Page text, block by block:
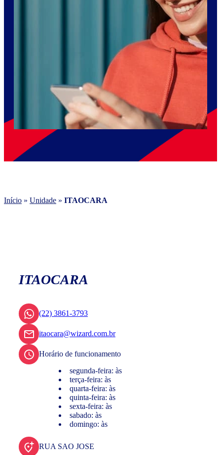
Início » Unidade » ITAOCARA
ITAOCARA
(22) 3861-3793
itaocara@wizard.com.br
Horário de funcionamento
segunda-feira: às
terça-feira: às
quarta-feira: às
quinta-feira: às
sexta-feira: às
sabado: às
domingo: às
RUA SAO JOSE